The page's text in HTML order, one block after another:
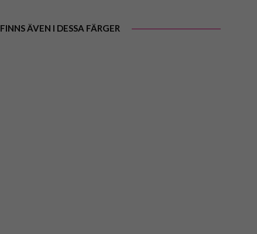
FINNS ÄVEN I DESSA FÄRGER